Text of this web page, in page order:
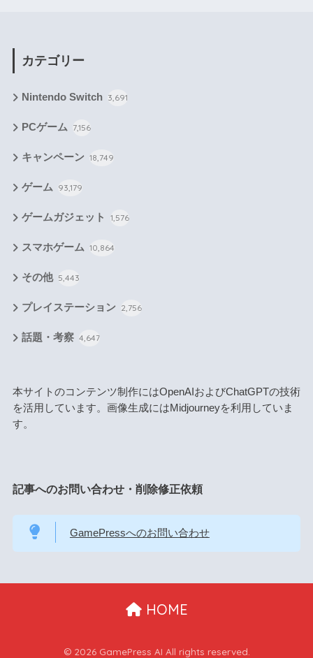
カテゴリー
Nintendo Switch 3,691
PCゲーム 7,156
キャンペーン 18,749
ゲーム 93,179
ゲームガジェット 1,576
スマホゲーム 10,864
その他 5,443
プレイステーション 2,756
話題・考察 4,647
本サイトのコンテンツ制作にはOpenAIおよびChatGPTの技術
を活用しています。画像生成にはMidjourneyを利用していま
す。
記事へのお問い合わせ・削除修正依頼
GamePressへのお問い合わせ
HOME
© 2026 GamePress AI All rights reserved.